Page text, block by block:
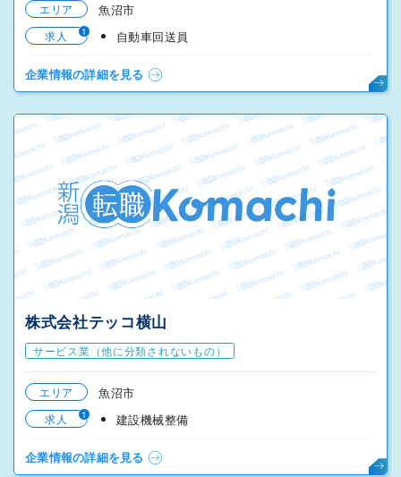
エリア 魚沼市
求人 1 自動車回送員
企業情報の詳細を見る
株式会社テッコ横山
サービス業（他に分類されないもの）
エリア 魚沼市
求人 1 建設機械整備
企業情報の詳細を見る